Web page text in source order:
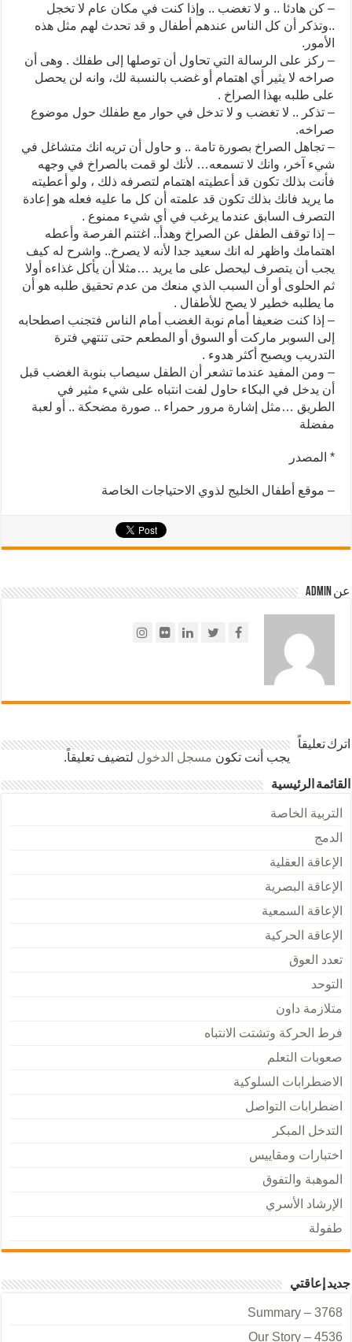
– كن هادئا .. و لا تغضب .. وإذا كنت في مكان عام لا تخجل
..وتذكر أن كل الناس عندهم أطفال و قد تحدث لهم مثل هذه
الأمور.
– ركز على الرسالة التي تحاول أن توصلها إلى طفلك . وهى أن
صراخه لا يثير أي اهتمام أو غضب بالنسبة لك، وانه لن يحصل
على طلبه بهذا الصراخ .
– تذكر .. لا تغضب و لا تدخل في حوار مع طفلك حول موضوع
صراخه.
– تجاهل الصراخ بصورة تامة .. و حاول أن تريه انك متشاغل في
شيء آخر، وانك لا تسمعه… لأنك لو قمت بالصراخ في وجهه
فأنت بذلك تكون قد أعطيته اهتمام لتصرفه ذلك ، ولو أعطيته
ما يريد فانك بذلك تكون قد علمته أن كل ما عليه فعله هو إعادة
التصرف السابق عندما يرغب في أي شيء ممنوع .
– إذا توقف الطفل عن الصراخ وهدأ.. اغتنم الفرصة وأعطه
اهتمامك واظهر له انك سعيد جدا لأنه لا يصرخ.. واشرح له كيف
يجب أن يتصرف ليحصل على ما يريد …مثلا أن يأكل غذاءه أولا
ثم الحلوى أو أن السبب الذي منعك من عدم تحقيق طلبه هو أن
ما يطلبه خطير لا يصح للأطفال .
– إذا كنت ضعيفا أمام نوبة الغضب أمام الناس فتجنب اصطحابه
إلى السوبر ماركت أو السوق أو المطعم حتى تنتهي فترة
التدريب ويصبح أكثر هدوء .
– ومن المفيد عندما تشعر أن الطفل سيصاب بنوبة الغضب قبل
أن يدخل في البكاء حاول لفت انتباه على شيء مثير في
الطريق …مثل إشارة مرور حمراء .. صورة مضحكة .. أو لعبة
مفضلة
* المصدر
– موقع أطفال الخليج لذوي الاحتياجات الخاصة
عن admin
اترك تعليقاً
يجب أنت تكون مسجل الدخول لتضيف تعليقاً.
القائمة الرئيسية
التربية الخاصة
الدمج
الإعاقة العقلية
الإعاقة البصرية
الإعاقة السمعية
الإعاقة الحركية
تعدد العوق
التوحد
متلازمة داون
فرط الحركة وتشتت الانتباه
صعوبات التعلم
الاضطرابات السلوكية
اضطرابات التواصل
التدخل المبكر
اختبارات ومقاييس
الموهبة والتفوق
الإرشاد الأسري
طفولة
جديد إعاقتي
Summary – 3768
Our Story – 4536